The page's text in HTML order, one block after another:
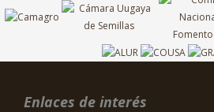
Enlaces de interés